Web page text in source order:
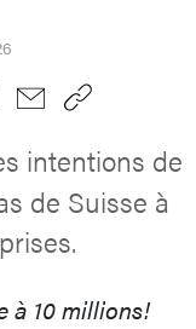
intentions de
de Suisse à
à 10 millions!